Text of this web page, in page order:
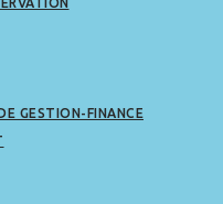
GESTION-FINANCE